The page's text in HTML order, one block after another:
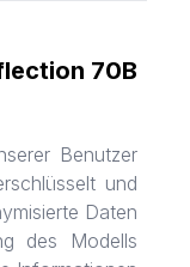
70B
Benutzer
und
Daten
des Modells